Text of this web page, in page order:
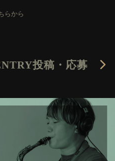
らから
投稿・応募